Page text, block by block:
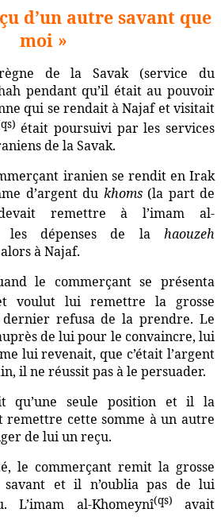
d’un autre savant que
moi »
de la Savak (service du
pendant qu’il était au pouvoir
qui se rendait à Najaf et visitait
était poursuivi par les services
de la Savak.
iranien se rendit en Irak
d’argent du khoms(la part de
remettre à l’imam al-
dépenses de la haouzeh
à Najaf.
le commerçant se présenta
voulut lui remettre la grosse
dernier refusa de la prendre. Le
de lui pour le convaincre, lui
lui revenait, que c’était l’argent
il ne réussit pas à le persuader.
qu’une seule position et il la
cette somme à un autre
de lui un reçu.
le commerçant remit la grosse
et il n’oublia pas de lui
L’imam al-Khomeynî(qs)
avait